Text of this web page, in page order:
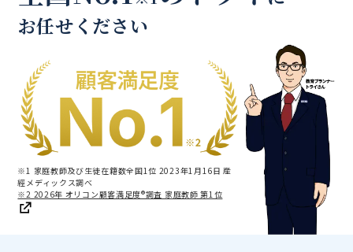
お任せください
※1 家庭教師及び生徒在籍数全国1位 2023年1月16日 産
經メディックス調べ
※2 2026年 オリコン顧客満足度®調査 家庭教師 第1位